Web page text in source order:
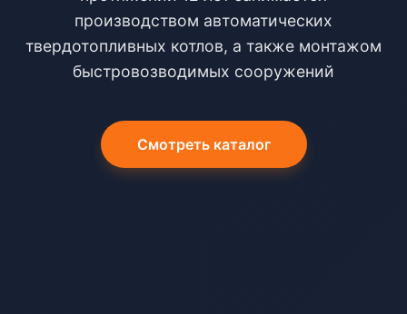
производством автоматических
твердотопливных котлов, а также монтажом
быстровозводимых сооружений
Смотреть каталог